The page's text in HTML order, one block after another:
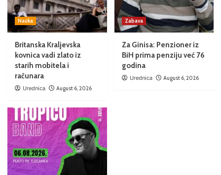
Nauka
Britanska Kraljevska
kovnica vadi zlato iz
starih mobitela i
računara
Urednica August 6, 2026
Zabava
Za Ginisa: Penzioner iz
BiH prima penziju već 76
godina
Urednica August 6, 2026